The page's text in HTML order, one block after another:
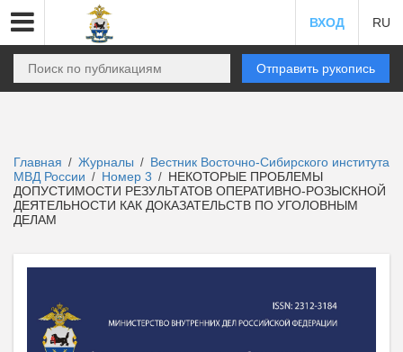
ВХОД RU
Отправить рукопись
Главная / Журналы / Вестник Восточно-Сибирского института
МВД России / Номер 3 / НЕКОТОРЫЕ ПРОБЛЕМЫ
ДОПУСТИМОСТИ РЕЗУЛЬТАТОВ ОПЕРАТИВНО-РОЗЫСКНОЙ
ДЕЯТЕЛЬНОСТИ КАК ДОКАЗАТЕЛЬСТВ ПО УГОЛОВНЫМ
ДЕЛАМ